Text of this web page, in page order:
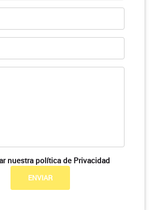
nuestra política de Privacidad